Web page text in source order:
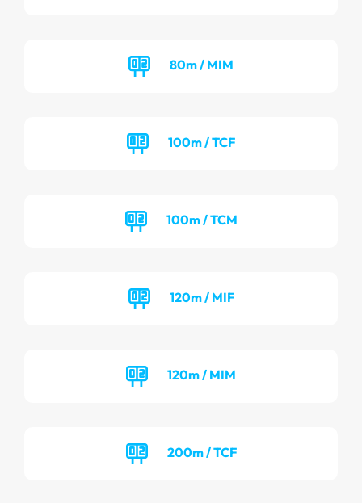
80m / MIM
100m / TCF
100m / TCM
120m / MIF
120m / MIM
200m / TCF